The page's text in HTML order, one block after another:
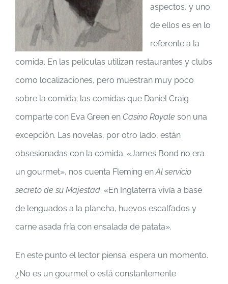
aspectos, y uno
de ellos es en lo
referente a la
comida. En las películas utilizan restaurantes y clubs
como localizaciones, pero muestran muy poco
sobre la comida; las comidas que Daniel Craig
comparte con Eva Green en Casino Royale son una
excepción. Las novelas, por otro lado, están
obsesionadas con la comida. «James Bond no era
un gourmet», nos cuenta Fleming enAl servicio
secreto de su Majestad. «En Inglaterra vivía a base
de lenguados a la plancha, huevos escalfados y
carne asada fría con ensalada de patata».
En este punto el lector piensa: espera un momento.
¿No es un gourmet o está constantemente